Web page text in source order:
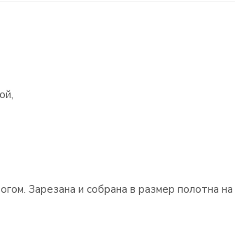
Зарезана и собрана в размер полотна